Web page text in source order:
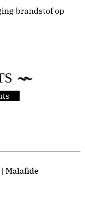
brandstof op
Malafide